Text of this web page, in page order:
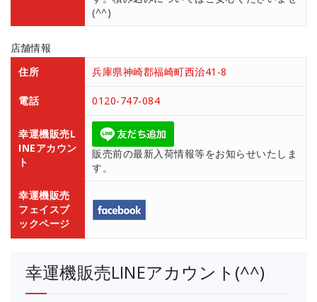
(^^)
店舗情報
住所
兵庫県神崎郡福崎町西治41-8
電話 0120-747-084
幸運機販売L
INEアカウン
ト
販売前の最新入荷情報等をお知らせいたしま
す。
幸運機販売
フェイスブ
ックページ
幸運機販売LINEアカウント(^^)